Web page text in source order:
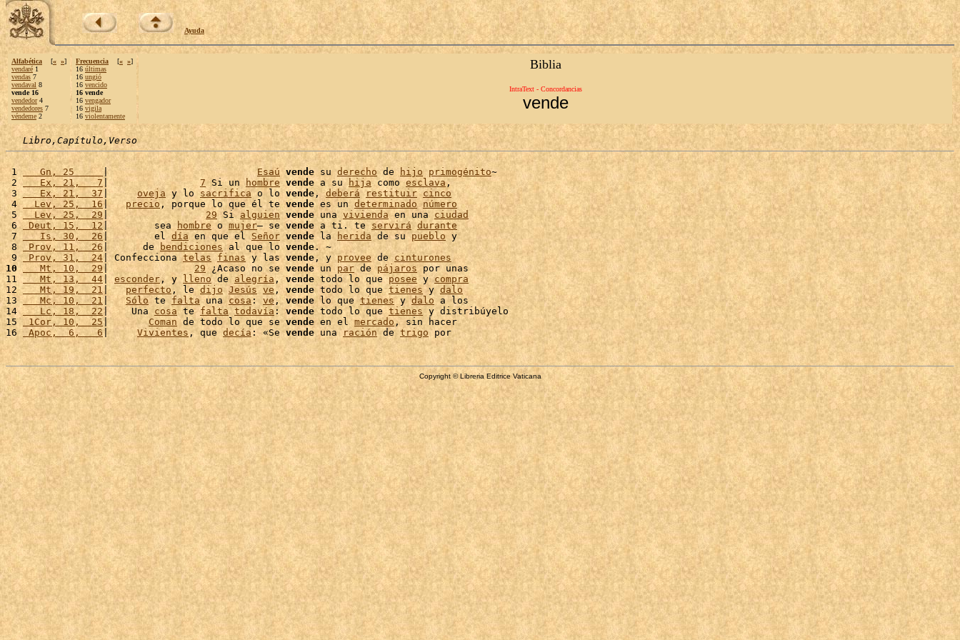
Ayuda
Alfabética [« »]
vendaré 1
vendas 7
vendaval 8
vende 16
vendedor4
vendedores 7
véndeme 2
Frecuencia [« »]
16 últimas
16 ungió
16 vencido
16 vende
16 vengador
16 vigila
16 violentamente
Biblia
IntraText - Concordancias
vende
Libro,Capítulo,Verso
1
   Gn, 25
| Esaú vende su derecho de hijo primogénito~
2
   Ex, 21,   7
| 7 Si un hombre vende a su hija como esclava ,
3
   Ex, 21,  37
| oveja y lo sacrifica o lo vende , deberá restituir cinco
4
  Lev, 25,  16
| precio, porque lo que él te vende es un determinado
número
5
  Lev, 25,  29
| 29 Si alguien vende una vivienda en una ciudad
6
Deut, 15,  12 |        sea hombre o mujer– se vende a ti. te servirá durante
7
   Is, 30,  26
|        el día en que el Señor vende la herida de su pueblo y
8
Prov, 11,  26 |      de bendiciones al que lo vende. ~
9 Prov, 31,  24 | Confecciona telas finas y las vende , y provee de cinturones
10
   Mt, 10,  29
| 29 ¿Acaso no se vende un par de pájaros por unas
11
   Mt, 13,  44
| esconder, y lleno de alegría , vende todo lo que posee y compra
12
   Mt, 19,  21
| perfecto , le dijo Jesús ve , vende todo lo que tienes y dalo
13
   Mc, 10,  21
| Sólo te falta una cosa : ve, vende lo que tienes y dalo a los
14
   Lc, 18,  22
|    Una cosa te falta todavía : vende todo lo que tienes y distribúyelo
15 1Cor, 10,  25| Coman de todo lo que se vende en el mercado , sin hacer
16
Apoc,  6,   6| Vivientes, que decía : «Se vende una ración de trigo
Copyright © Libreria Editrice Vaticana